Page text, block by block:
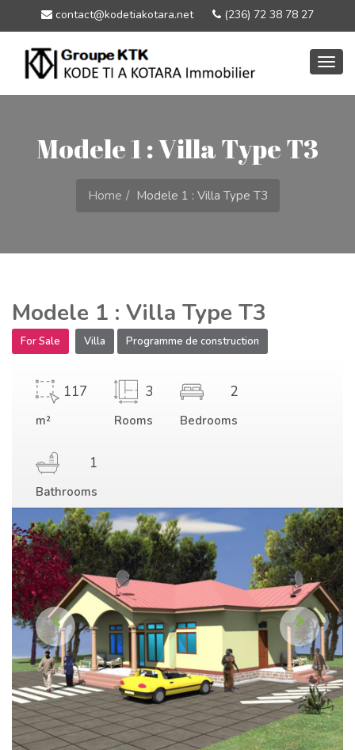
contact@kodetiakotara.net (236) 72 38 78 27
Modele 1 : Villa Type T3
Home Modele 1 : Villa Type T3
Modele 1 : Villa Type T3
For Sale Villa Programme de construction
117
m²
3
Rooms
2
Bedrooms
1
Bathrooms